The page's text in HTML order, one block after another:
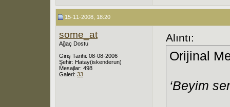
15-11-2008, 18:20
some_at
Ağaç Dostu
Giriş Tarihi: 08-08-2006
Şehir: Hatay(iskenderun)
Mesajlar: 498
Galeri: 33
Alıntı:
Orijinal
‘Beyim